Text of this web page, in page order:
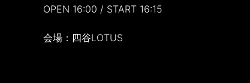
OPEN 16:00 / START 16:15
会場：四谷LOTUS